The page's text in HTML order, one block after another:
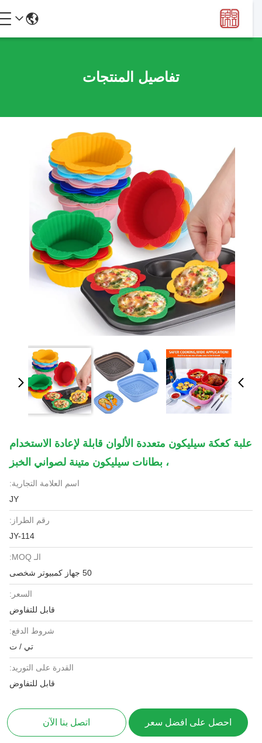
تفاصيل المنتجات
علبة كعكة سيليكون متعددة الألوان قابلة لإعادة الاستخدام
، بطانات سيليكون متينة لصواني الخبز
اسم العلامة التجارية:
JY
رقم الطراز:
JY-114
الـ MOQ:
50 جهاز كمبيوتر شخصى
السعر:
قابل للتفاوض
شروط الدفع:
تي / ت
القدرة على التوريد:
قابل للتفاوض
احصل على افضل سعر اتصل بنا الآن